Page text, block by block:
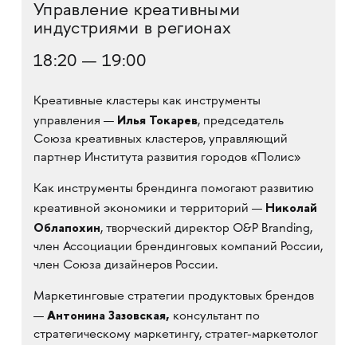
Управление креативными
индустриями в регионах
18:20 — 19:00
Креативные кластеры как инструменты
управления — Илья Токарев, председатель
Союза креативных кластеров, управляющий
партнер Института развития городов «Полис»
Как инструменты брендинга помогают развитию
креативной экономики и территорий — Николай
Облапохин,​ творческий директор O&P Branding,
член Ассоциации брендинговых компаний России,
член Союза дизайнеров России.
Маркетинговые стратегии продуктовых брендов
— Антонина Зазовская, консультант по
стратегическому маркетингу, стратег-маркетолог